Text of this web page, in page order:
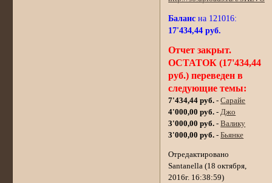
Баланс на 121016:
17'434,44 руб.
Отчет закрыт.
ОСТАТОК (17'434,44
руб.) переведен в
следующие темы:
7'434,44 руб. -Сарайе
4'000,00 руб. -Джо
3'000,00 руб. -Валику
3'000,00 руб. -Бьянке
Отредактировано
Santanella (18 октября,
2016г. 16:38:59)